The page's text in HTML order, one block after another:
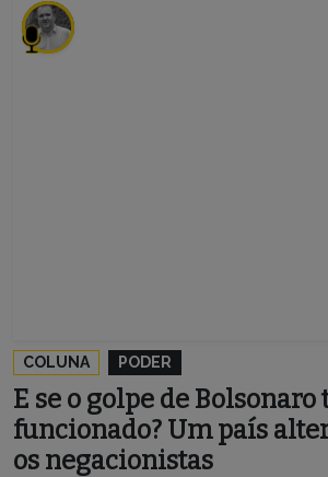
COLUNA PODER
E se o golpe de Bolsonaro
funcionado? Um país
os negacionistas